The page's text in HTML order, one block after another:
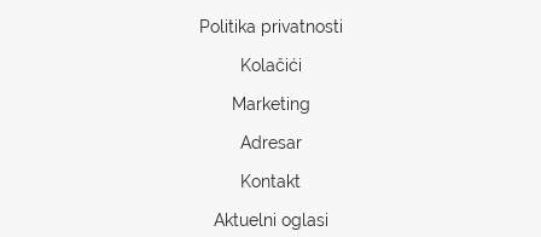
Politika privatnosti
Kolačići
Marketing
Adresar
Kontakt
Aktuelni oglasi